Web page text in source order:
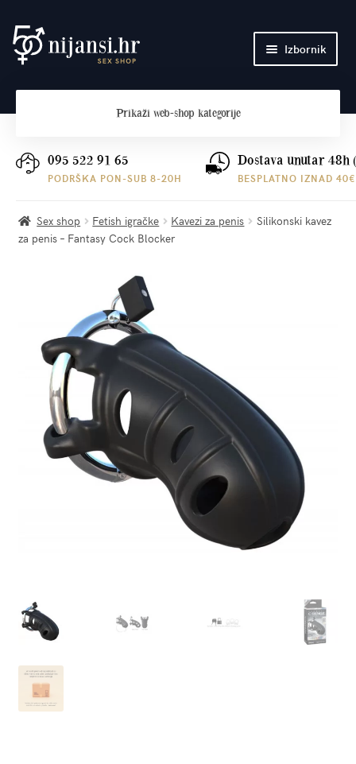
Preskoči
na
Skoči
do
Izbornik
Plaćanje i dostava
Prikaži web-shop kategorije
095 522 91 65
PODRŠKA PON-SUB 8-20H
Dostava unutar 48h
BESPLATNO IZNAD 40€
Sex shop Fetish igračke Kavezi za penis
Silikonski kavez
za penis – Fantasy Cock Blocker